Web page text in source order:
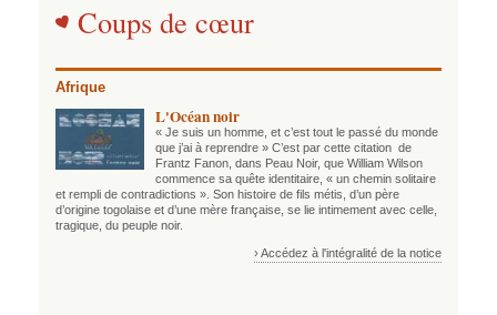
Coups de cœur
Afrique
L'Océan noir
« Je suis un homme, et c’est tout le passé du monde
que j’ai à reprendre » C’est par cette citation de
Frantz Fanon, dans Peau Noir, que William Wilson
commence sa quête identitaire, « un chemin solitaire
et rempli de contradictions ». Son histoire de fils métis, d’un père
d’origine togolaise et d’une mère française, se lie intimement avec celle,
tragique, du peuple noir.
› Accédez à l'intégralité de la notice